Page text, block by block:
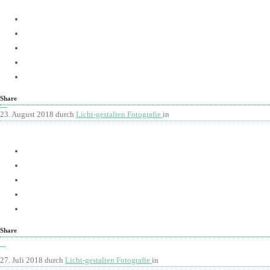
Share
23. August 2018 durch Licht-gestalten Fotografie in
Share
27. Juli 2018 durch Licht-gestalten Fotografie in